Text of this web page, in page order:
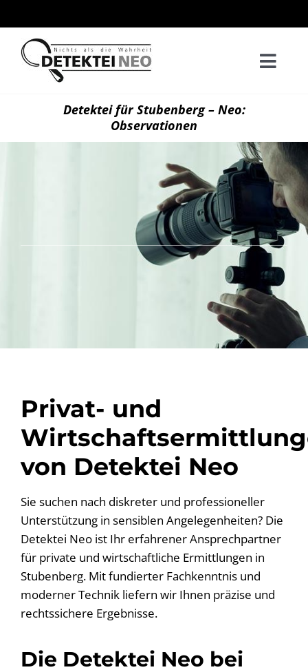
Inhalt
springen
Detektei für Stubenberg – Neo:
Observationen
Privat- und
von Detektei Neo
Sie suchen nach diskreter und professioneller
Unterstützung in sensiblen Angelegenheiten? Die
Detektei Neo ist Ihr erfahrener Ansprechpartner
für private und wirtschaftliche Ermittlungen in
Stubenberg. Mit fundierter Fachkenntnis und
moderner Technik liefern wir Ihnen präzise und
rechtssichere Ergebnisse.
Die Detektei Neo bei